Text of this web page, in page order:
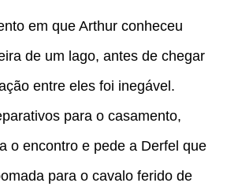
em que Arthur conheceu
de um lago, antes de chegar
entre eles foi inegável.
para o casamento,
o encontro e pede a Derfel que
para o cavalo ferido de